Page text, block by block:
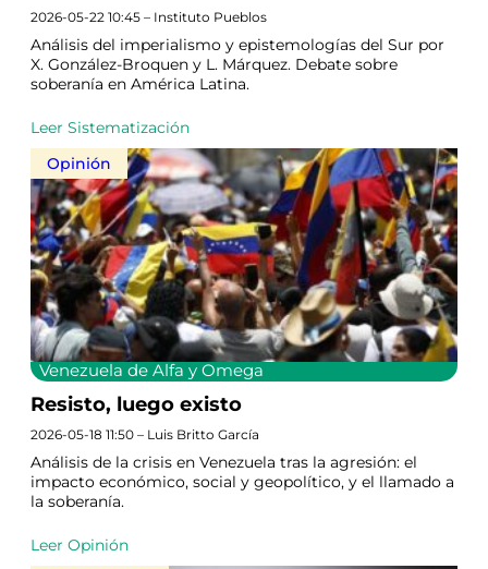
2026-05-22 10:45 – Instituto Pueblos
Análisis del imperialismo y epistemologías del Sur por
X. González-Broquen y L. Márquez. Debate sobre
soberanía en América Latina.
Leer Sistematización
Opinión
Venezuela de Alfa y Omega
Resisto, luego existo
2026-05-18 11:50 – Luis Britto García
Análisis de la crisis en Venezuela tras la agresión: el
impacto económico, social y geopolítico, y el llamado a
la soberanía.
Leer Opinión